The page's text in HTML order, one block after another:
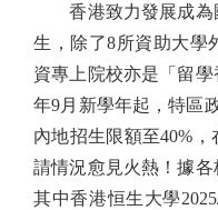
香港致力發展成為
生，除了8所資助大學
資專上院校亦是「留
年9月新學年起，特區
內地招生限額至40%
請情況愈見火熱！據各
其中香港恒生大學